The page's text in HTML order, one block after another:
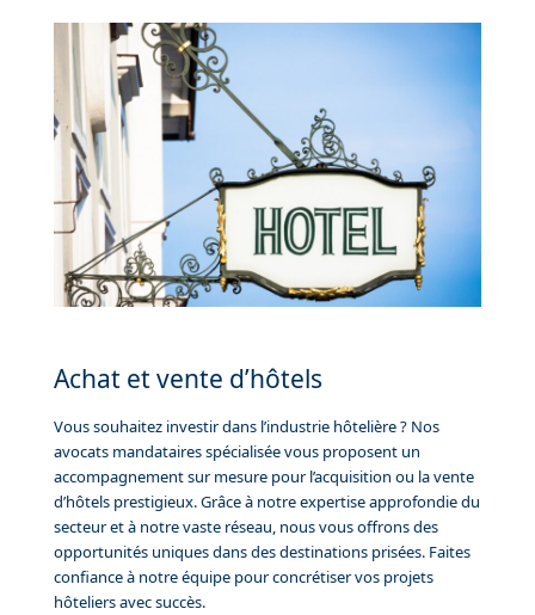
Achat et vente d’hôtels
Vous souhaitez investir dans l’industrie hôtelière ? Nos
avocats mandataires spécialisée vous proposent un
accompagnement sur mesure pour l’acquisition ou la vente
d’hôtels prestigieux. Grâce à notre expertise approfondie du
secteur et à notre vaste réseau, nous vous offrons des
opportunités uniques dans des destinations prisées. Faites
confiance à notre équipe pour concrétiser vos projets
hôteliers avec succès.